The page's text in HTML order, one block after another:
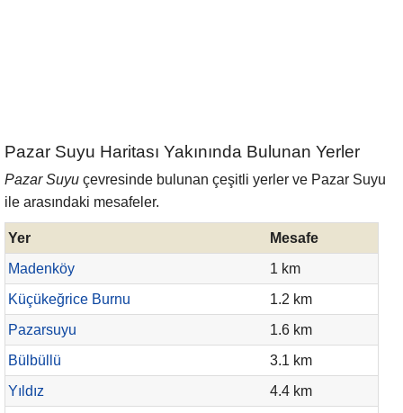
Pazar Suyu Haritası Yakınında Bulunan Yerler
Pazar Suyu çevresinde bulunan çeşitli yerler ve Pazar Suyu
ile arasındaki mesafeler.
Yer
Mesafe
Madenköy
1 km
Küçükeğrice Burnu
1.2 km
Pazarsuyu
1.6 km
Bülbüllü
3.1 km
Yıldız
4.4 km